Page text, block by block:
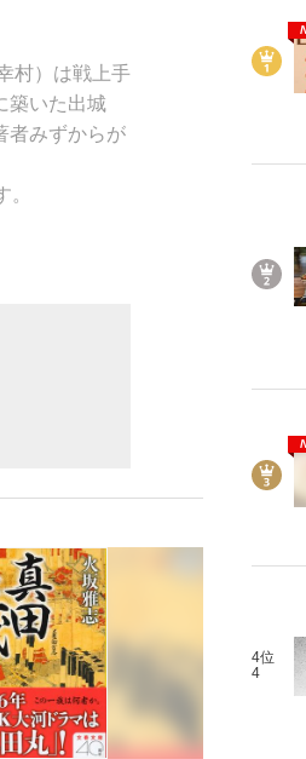
まま解散」WBC日本代表“敗戦”の真
されているのが悲しい」『北の国か
いまさら聞けない資産運用のすべて
村）は戦上手
築いた出城
者みずからが
4位
4